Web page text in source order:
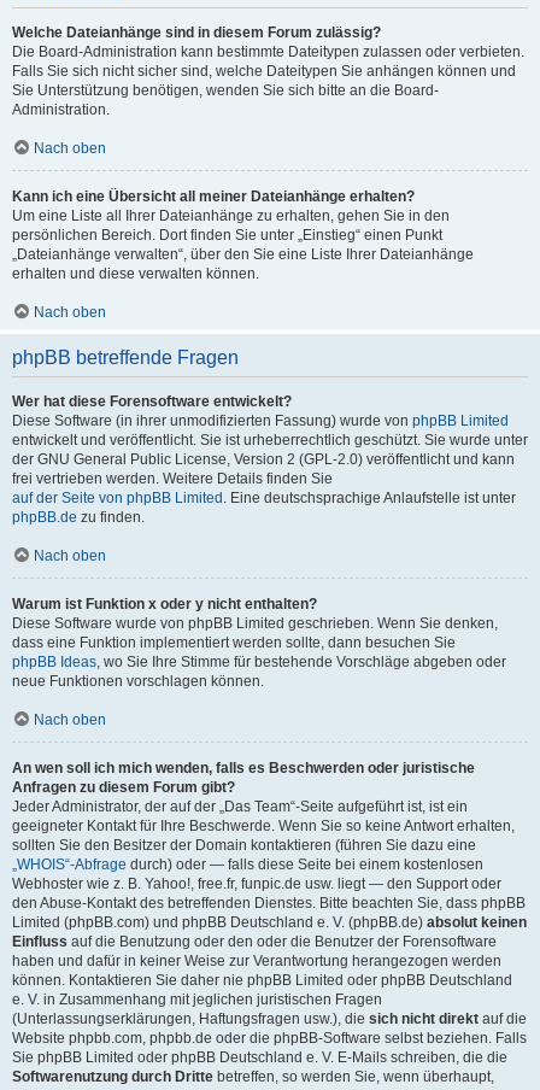
Welche Dateianhänge sind in diesem Forum zulässig?
Die Board-Administration kann bestimmte Dateitypen zulassen oder verbieten.
Falls Sie sich nicht sicher sind, welche Dateitypen Sie anhängen können und
Sie Unterstützung benötigen, wenden Sie sich bitte an die Board-
Administration.
Nach oben
Kann ich eine Übersicht all meiner Dateianhänge erhalten?
Um eine Liste all Ihrer Dateianhänge zu erhalten, gehen Sie in den
persönlichen Bereich. Dort finden Sie unter „Einstieg“ einen Punkt
„Dateianhänge verwalten“, über den Sie eine Liste Ihrer Dateianhänge
erhalten und diese verwalten können.
Nach oben
phpBB betreffende Fragen
Wer hat diese Forensoftware entwickelt?
Diese Software (in ihrer unmodifizierten Fassung) wurde von phpBB Limited
entwickelt und veröffentlicht. Sie ist urheberrechtlich geschützt. Sie wurde unter
der GNU General Public License, Version 2 (GPL-2.0) veröffentlicht und kann
frei vertrieben werden. Weitere Details finden Sie
auf der Seite von phpBB Limited . Eine deutschsprachige Anlaufstelle ist unter
phpBB.de zu finden.
Nach oben
Warum ist Funktion x oder y nicht enthalten?
Diese Software wurde von phpBB Limited geschrieben. Wenn Sie denken,
dass eine Funktion implementiert werden sollte, dann besuchen Sie
phpBB Ideas, wo Sie Ihre Stimme für bestehende Vorschläge abgeben oder
neue Funktionen vorschlagen können.
Nach oben
An wen soll ich mich wenden, falls es Beschwerden oder juristische
Anfragen zu diesem Forum gibt?
Jeder Administrator, der auf der „Das Team“-Seite aufgeführt ist, ist ein
geeigneter Kontakt für Ihre Beschwerde. Wenn Sie so keine Antwort erhalten,
sollten Sie den Besitzer der Domain kontaktieren (führen Sie dazu eine
„WHOIS“-Abfrage durch) oder — falls diese Seite bei einem kostenlosen
Webhoster wie z. B. Yahoo!, free.fr, funpic.de usw. liegt — den Support oder
den Abuse-Kontakt des betreffenden Dienstes. Bitte beachten Sie, dass phpBB
Limited (phpBB.com) und phpBB Deutschland e. V. (phpBB.de) absolut keinen
Einfluss auf die Benutzung oder den oder die Benutzer der Forensoftware
haben und dafür in keiner Weise zur Verantwortung herangezogen werden
können. Kontaktieren Sie daher nie phpBB Limited oder phpBB Deutschland
e. V. in Zusammenhang mit jeglichen juristischen Fragen
(Unterlassungserklärungen, Haftungsfragen usw.), die sich nicht direkt auf die
Website phpbb.com, phpbb.de oder die phpBB-Software selbst beziehen. Falls
Sie phpBB Limited oder phpBB Deutschland e. V. E-Mails schreiben, die die
Softwarenutzung durch Dritte betreffen, so werden Sie, wenn überhaupt,